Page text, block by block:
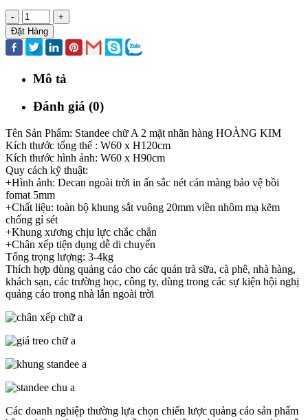
-
+
Đặt Hàng
Mô tả
Đánh giá (0)
Tên Sản Phẩm: Standee chữ A 2 mặt nhãn hàng HOÀNG KIM
Kích thước tổng thể : W60 x H120cm
Kích thước hình ảnh: W60 x H90cm
Quy cách kỹ thuật:
+Hình ảnh: Decan ngoài trời in ấn sắc nét cán màng bảo vệ bồi
fomat 5mm
+Chất liệu: toàn bộ khung sắt vuông 20mm viền nhôm mạ kẽm
chống gỉ sét
+Khung xương chịu lực chắc chắn
+Chân xếp tiện dụng dễ di chuyển
Tổng trọng lượng: 3-4kg
Thích hợp dùng quảng cáo cho các quán trà sữa, cà phê, nhà hàng,
khách sạn, các trường học, công ty, dùng trong các sự kiện hội nghị
quảng cáo trong nhà lẫn ngoài trời
Các doanh nghiệp thường lựa chọn chiến lược quảng cáo sản phẩm